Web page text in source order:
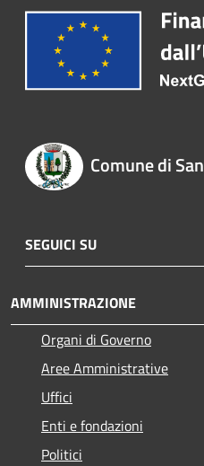
Comune di
SEGUICI SU
AMMINISTRAZIONE
Organi di Governo
Aree Amministrative
Uffici
Enti e fondazioni
Politici